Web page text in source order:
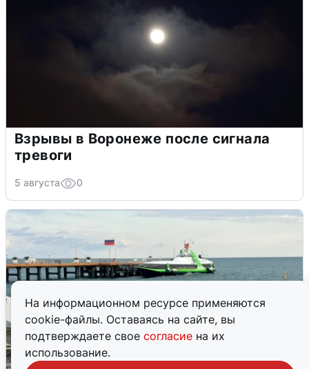
На информационном ресурсе применяются
cookie-файлы. Оставаясь на сайте, вы
подтверждаете свое согласие на их
использование.
Взрывы в Воронеже после сигнала
тревоги
5 августа 0